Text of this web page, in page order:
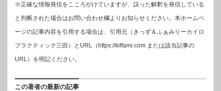
※正確な情報発信をこころがけていますが、誤った解釈を発信している
と判断された場合はお問い合わせ欄よりお知らせください。本ホームペ
ージの記事内容を引用する場合は、引用元（きっず＆ふぁみりーカイロ
プラクティック三田）とURL（https://kiffami.com または該当記事の
URL）を明記ください。
この著者の最新の記事